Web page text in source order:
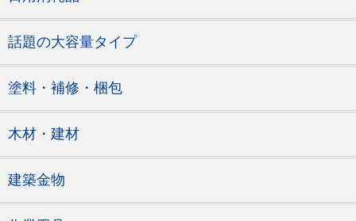
話題の大容量タイプ
塗料・補修・梱包
木材・建材
建築金物